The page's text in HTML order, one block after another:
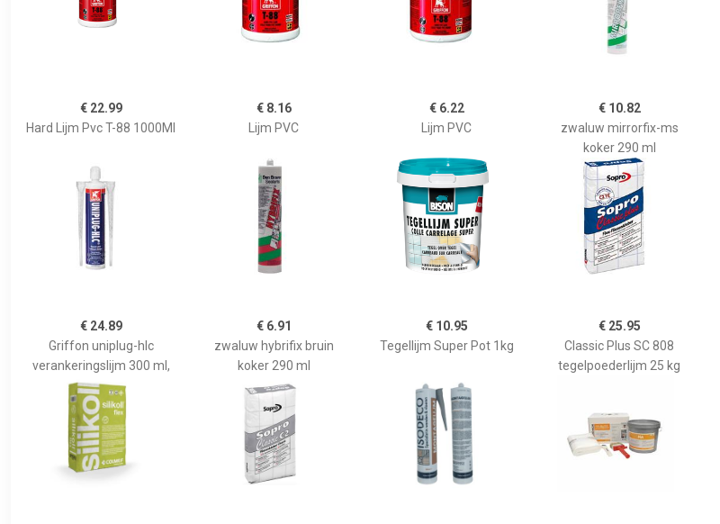
€ 22.99
Hard Lijm Pvc T-88 1000Ml
€ 8.16
Lijm PVC
€ 6.22
Lijm PVC
€ 10.82
zwaluw mirrorfix-ms
koker 290 ml
€ 24.89
Griffon uniplug-hlc
verankeringslijm 300 ml,
€ 6.91
zwaluw hybrifix bruin
koker 290 ml
€ 10.95
Tegellijm Super Pot 1kg
€ 25.95
Classic Plus SC 808
tegelpoederlijm 25 kg